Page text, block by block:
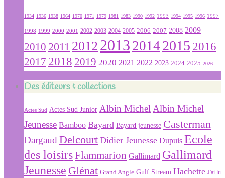
1934 1936 1938 1964 1970 1971 1979 1981 1983 1990 1992 1993 1994 1995 1996 1997
1998 1999 2000 2001 2002 2003 2004 2005 2006 2007 2008 2009
2010 2011 2012 2013 2014 2015 2016
2017 2018 2019 2020 2021 2022 2023 2024 2025 2026
Des éditeurs & collections
Actes Sud Actes Sud Junior Albin Michel Albin Michel
Jeunesse Bamboo Bayard Bayard jeunesse Casterman
Dargaud Delcourt Didier Jeunesse Dupuis Ecole
des loisirsFlammarion Gallimard Gallimard
Jeunesse Glénat Grand Angle Gulf Stream Hachette J'ai lu